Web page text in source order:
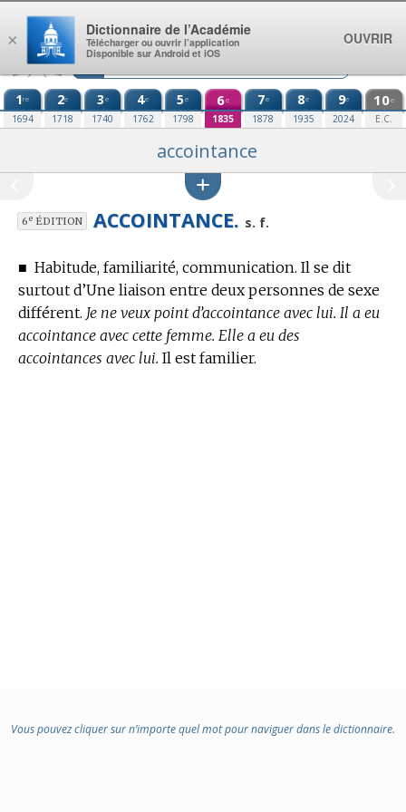
Aller au contenu
1re
1694
2e
1718
3e
1740
4e
1762
5e
1798
6e
1835
7e
1878
8e
1935
9e
2024
10e
E.C.
accointance
6eÉDITION ACCOINTANCE. s. f.
■ Habitude, familiarité, communication. Il se dit
surtout d’Une liaison entre deux personnes de sexe
différent. Je ne veux point d’accointance avec lui. Il a eu
accointance avec cette femme. Elle a eu des
accointances avec lui. Il est familier.
Vous pouvez cliquer sur n’importe quel mot pour naviguer dans le dictionnaire.
×
Dictionnaire de l’Académie
Télécharger ou ouvrir l’application
Disponible sur Android et iOS
OUVRIR